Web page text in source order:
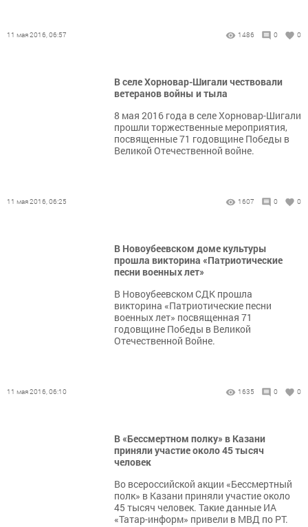
11 мая 2016, 06:57 1486 0 0
В селе Хорновар-Шигали чествовали
ветеранов войны и тыла
8 мая 2016 года в селе Хорновар-Шигали
прошли торжественные мероприятия,
посвященные 71 годовщине Победы в
Великой Отечественной войне.
11 мая 2016, 06:25 1607 0 0
В Новоубеевском доме культуры
прошла викторина «Патриотические
песни военных лет»
В Новоубеевском СДК прошла
викторина «Патриотические песни
военных лет» посвященная 71
годовщине Победы в Великой
Отечественной Войне.
11 мая 2016, 06:10 1635 0 0
В «Бессмертном полку» в Казани
приняли участие около 45 тысяч
человек
Во всероссийской акции «Бессмертный
полк» в Казани приняли участие около
45 тысяч человек. Такие данные ИА
«Татар-информ» привели в МВД по РТ.